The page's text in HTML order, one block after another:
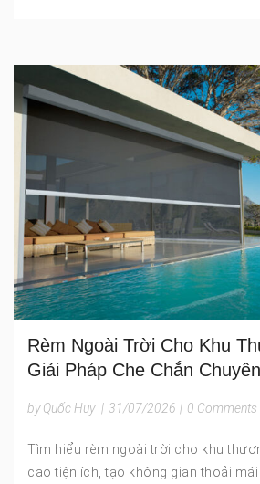
Rèm Ngoài Trời Cho Khu
Giải Pháp Che Chắn
by Quốc Huy | 31/07/2026 | 0 Comments
Tìm hiểu rèm ngoài trời cho khu
cao tiện ích, tạo không gian thoải